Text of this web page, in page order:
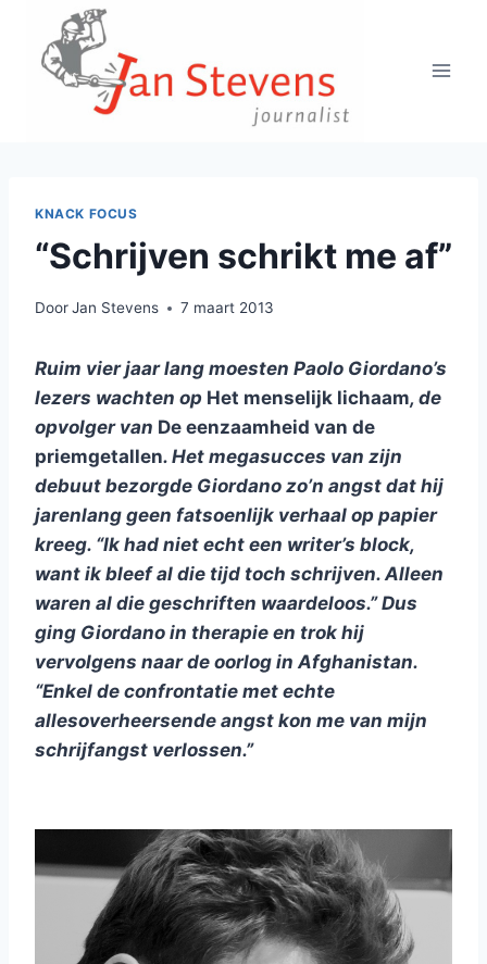
Doorgaan
inhoud
KNACK FOCUS
“Schrijven schrikt me af”
DoorJan Stevens 7 maart 2013
Ruim vier jaar lang moesten Paolo Giordano’s
lezers wachten op Het menselijk lichaam, de
opvolger van De eenzaamheid van de
priemgetallen. Het megasucces van zijn
debuut bezorgde Giordano zo’n angst dat hij
jarenlang geen fatsoenlijk verhaal op papier
kreeg. “Ik had niet echt een writer’s block,
want ik bleef al die tijd toch schrijven. Alleen
waren al die geschriften waardeloos.” Dus
ging Giordano in therapie en trok hij
vervolgens naar de oorlog in Afghanistan.
“Enkel de confrontatie met echte
allesoverheersende angst kon me van mijn
schrijfangst verlossen.”